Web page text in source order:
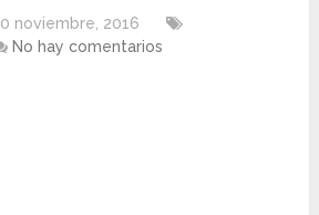
noviembre, 2016
No hay comentarios